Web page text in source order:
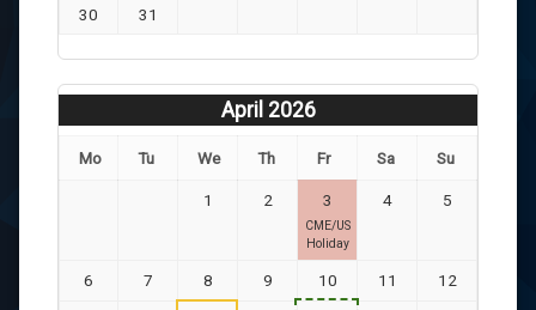
30 31
April 2026
Mo Tu We Th Fr Sa Su
1 2 3
CME/US
Holiday
4 5
6 7 8 9 10 11 12